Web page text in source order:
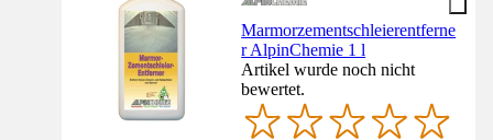
Marmorzementschleierentferne
r AlpinChemie 1 l
Artikel wurde noch nicht
bewertet.